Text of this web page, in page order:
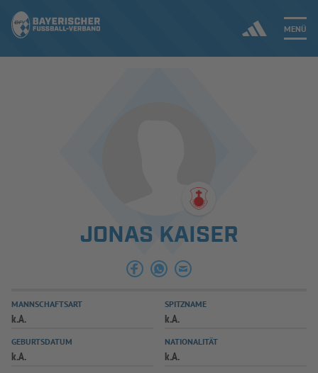
MENÜ
SPIELBETRIEB & VERBANDSLEBEN
AUSBILDUNG & FÖRDERUNG
SPIELPLUS
JONAS KAISER
MANNSCHAFTSART
k.A.
SPITZNAME
k.A.
GEBURTSDATUM
k.A.
NATIONALITÄT
k.A.